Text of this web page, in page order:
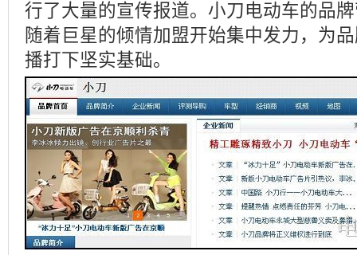
行了大量的宣传报道。小刀电动车的品
随着巨星的倾情加盟开始集中发力，为
播打下坚实基础。